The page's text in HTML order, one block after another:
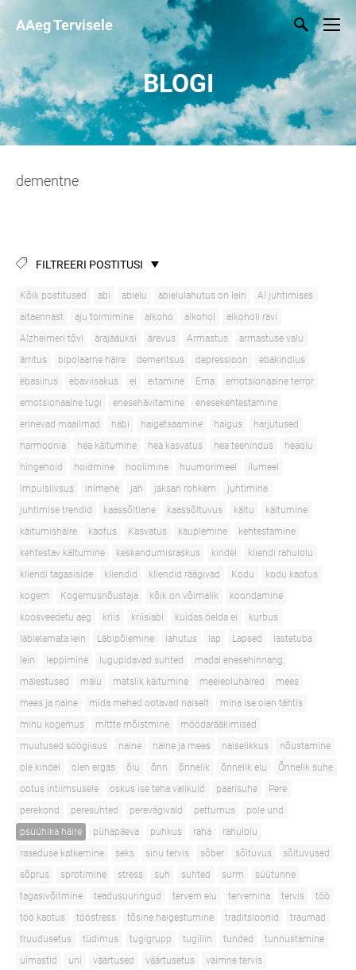
AAeg Tervisele
BLOGI
dementne
FILTREERI POSTITUSI
Kõik postitused abi abielu abielulahutus on lein
AI juhtimises
aitaennast
aju toimimine alkoho alkohol
alkoholi ravi
Alzheimeri tõvi
ärajääüksi ärevus Armastus
armastuse valu
ärritus
bipolaarne häire dementsus depressioon
ebakindlus
ebasiirus
ebaviisakus ei eitamine Ema
emotsionaalne terror
emotsionaalne tugi
enesehävitamine
enesekehtestamine
erinevad maailmad
häbi haigetsaamine haigus
harjutused
harmoonia
hea käitumine hea kasvatus hea teenindus
heaolu
hingehoid
hoidmine hoolimine huumorimeel
ilumeel
impulsiivsus
inimene jah jaksan rohkem
juhtimine
juhtimise trendid
kaassõltlane kaassõltuvus käitu
käitumine
käitumishäire
kaotus Kasvatus kauplemine
kehtestamine
kehtestav käitumine
keskendumisraskus kindel
kliendi rahulolu
kliendi tagasiside
kliendid kliendid räägivad Kodu
kodu kaotus
kogem
Kogemusnõustaja kõik on võimalik
koondamine
koosveedetu aeg
kriis kriisiabi kuidas öelda ei
kurbus
läbielamata lein
Läbipõlemine lahutus lap Lapsed
lastetuba
lein
leppimine lugupidavad suhted
madal enesehinnang
mälestused
mälu matslik käitumine meeleoluhäired
mees
mees ja naine
mida mehed ootavad naiselt
mina ise olen tähtis
minu kogemus
mittte mõistmine
möödarääkimised
muutused söögiisus
naine naine ja mees naiselikkus
nõustamine
ole kindel
olen ergas õlu õnn õnnelik õnnelik elu
Õnnelik suhe
ootus intiimsusele
oskus ise teha valikuid paarisuhe
Pere
perekond
peresuhted perevägivald pettumus
pole und
psüühika häire
pühapäeva puhkus raha
rahulolu
raseduse katkemine
seks sinu tervis sõber sõltuvus
sõltuvused
sõprus
sprotimine stress suh suhted surm
süütunne
tagasivõitmine
teadusuuringud tervem elu tervemina tervis
töö
töö kaotus
tööstress tõsine haigestumine traditsioonid
traumad
truudusetus
tüdimus tugigrupp tugiliin tunded
tunnustamine
uimastid
uni väärtused väärtusetus
vaimne tervis